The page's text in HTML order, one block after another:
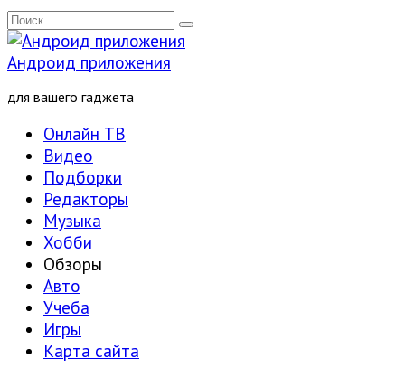
Перейти
к
содержанию
Search
for:
Андроид приложения
для вашего гаджета
Онлайн ТВ
Видео
Подборки
Редакторы
Музыка
Хобби
Обзоры
Авто
Учеба
Игры
Карта сайта